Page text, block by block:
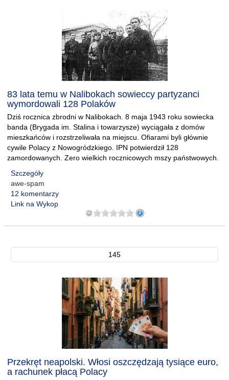
83 lata temu w Nalibokach sowieccy partyzanci
wymordowali 128 Polaków
Dziś rocznica zbrodni w Nalibokach. 8 maja 1943 roku sowiecka
banda (Brygada im. Stalina i towarzysze) wyciągała z domów
mieszkańców i rozstrzeliwała na miejscu. Ofiarami byli głównie
cywile Polacy z Nowogródzkiego. IPN potwierdził 128
zamordowanych. Zero wielkich rocznicowych mszy państwowych.
Szczegóły
awe-spam
12 komentarzy
Link na Wykop
145
Przekręt neapolski. Włosi oszczędzają tysiące euro,
a rachunek płacą Polacy